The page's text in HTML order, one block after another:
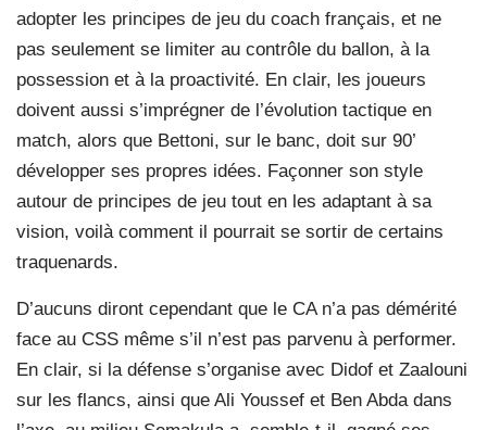
adopter les principes de jeu du coach français, et ne
pas seulement se limiter au contrôle du ballon, à la
possession et à la proactivité. En clair, les joueurs
doivent aussi s’imprégner de l’évolution tactique en
match, alors que Bettoni, sur le banc, doit sur 90’
développer ses propres idées. Façonner son style
autour de principes de jeu tout en les adaptant à sa
vision, voilà comment il pourrait se sortir de certains
traquenards.
D’aucuns diront cependant que le CA n’a pas démérité
face au CSS même s’il n’est pas parvenu à performer.
En clair, si la défense s’organise avec Didof et Zaalouni
sur les flancs, ainsi que Ali Youssef et Ben Abda dans